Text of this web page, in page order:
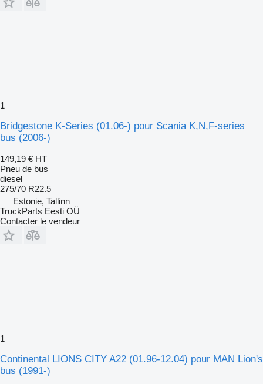
1
Bridgestone K-Series (01.06-) pour Scania K,N,F-series
bus (2006-)
149,19 € HT
Pneu de bus
diesel
275/70 R22.5
Estonie, Tallinn
TruckParts Eesti OÜ
Contacter le vendeur
1
Continental LIONS CITY A22 (01.96-12.04) pour MAN Lion's
bus (1991-)